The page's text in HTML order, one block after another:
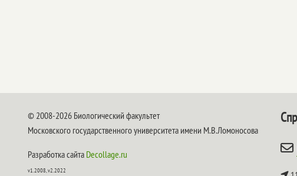
© 2008-2026 Биологический факультет
Московского государственного университета имени М.В.Ломоносова
Разработка сайта Decollage.ru
v1.2008, v2.2022